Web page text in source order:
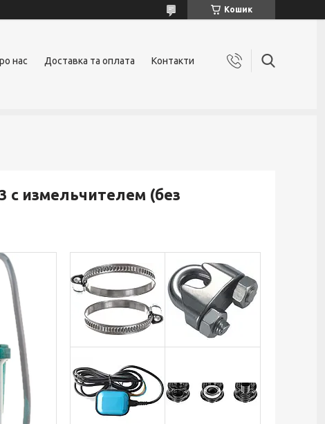
Кошик
нас Доставка та оплата Контакти
измельчителем (без